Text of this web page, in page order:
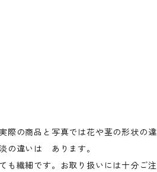
際の商品と写真では花や茎の形状の違
の違いは あります。
も繊細です。お取り扱いには十分ご注